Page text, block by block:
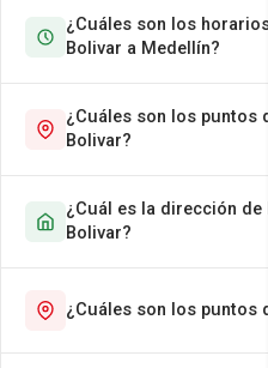
¿Cuáles son los
Bolivar a Medellín?
¿Cuáles son los puntos
Bolivar?
¿Cuál es la dirección
Bolivar?
¿Cuáles son los puntos